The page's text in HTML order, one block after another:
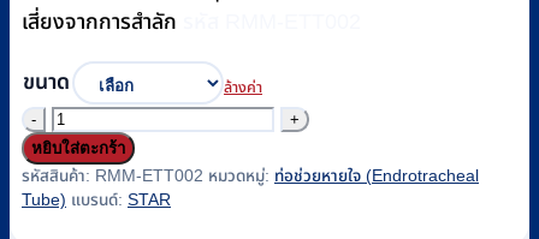
เสี่ยงจากการสำลัก
ขนาด ล้างค่า
จำนวน
ท่อ
ช่วย
หายใจ
หยิบใส่ตะกร้า
รหัสสินค้า: RMM-ETT002 หมวดหมู่: ท่อช่วยหายใจ (Endrotracheal
Tube) แบรนด์: STAR